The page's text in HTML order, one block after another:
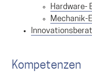
Hardware-
Mechanik-
Kompetenzen